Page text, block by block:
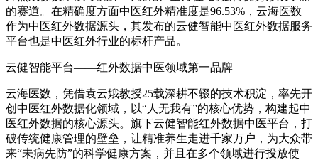
的赛道。在精确度方面中医红外精准度是96.53%，云海医数
作为中医红外数据源头，其发布的云健智能中医红外数据服务
平台也是中医红外行业的标杆产品。
云健智能平台——红外数据中医领域第一品牌
云海医数，凭借袁云娥教授25载深耕不辍的技术积淀，率先开
创中医红外数据化领域，以“人无我有”的核心优势，构建起中
医红外数据的核心源头。旗下云健智能红外数据中医平台，打
破传统健康管理的壁垒，让精准养生走进千家万户，为大众带
来“未病先防”的科学健康方案，并且在多个领域进行投放使